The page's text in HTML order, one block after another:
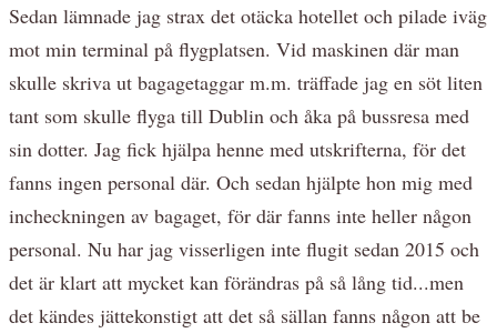
Sedan lämnade jag strax det otäcka hotellet och pilade iväg
mot min terminal på flygplatsen. Vid maskinen där man
skulle skriva ut bagagetaggar m.m. träffade jag en söt liten
tant som skulle flyga till Dublin och åka på bussresa med
sin dotter. Jag fick hjälpa henne med utskrifterna, för det
fanns ingen personal där. Och sedan hjälpte hon mig med
incheckningen av bagaget, för där fanns inte heller någon
personal. Nu har jag visserligen inte flugit sedan 2015 och
det är klart att mycket kan förändras på så lång tid...men
det kändes jättekonstigt att det så sällan fanns någon att be